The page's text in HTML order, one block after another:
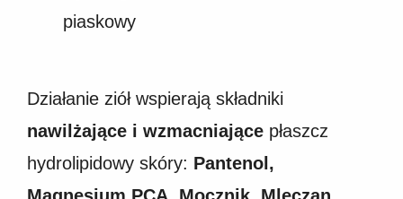
piaskowy
Działanie ziół wspierają składniki
nawilżające i wzmacniające płaszcz
hydrolipidowy skóry: Pantenol,